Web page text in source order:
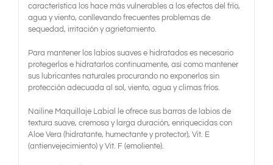
característica los hace más vulnerables a los efectos del frío,
agua y viento, conllevando frecuentes problemas de
sequedad, irritación y agrietamiento.
Para mantener los labios suaves e hidratados es necesario
protegerlos e hidratarlos continuamente, así como mantener
sus lubricantes naturales procurando no exponerlos sin
protección adecuada al sol, viento, agua y climas fríos.
Nailine Maquillaje Labial le ofrece sus barras de labios de
textura suave, cremosa y larga duración, enriquecidas con
Aloe Vera (hidratante, humectante y protector), Vit. E
(antienvejecimiento) y Vit. F (emoliente).